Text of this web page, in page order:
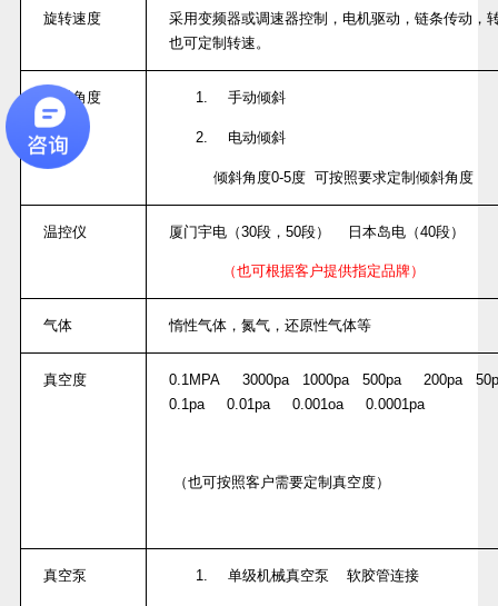
旋转速度
采用变频器或调速器控制，电机驱动，链条传动，
也可定制转速。
倾斜角度 1. 手动倾斜
2. 电动倾斜
倾斜角度0-5度 可按照要求定制倾斜角度
温控仪 厦门宇电（30段， 50段） 日本岛电（40段）
（也可根据客户提供指定品牌）
气体 惰性气体，氮气，还原性气体等
真空度
0.1MPA 3000pa 1000pa 500pa 200pa
0.1pa 0.01pa 0.001oa 0.0001pa
（也可按照客户需要定制真空度）
真空泵 1. 单级机械真空泵 软胶管连接